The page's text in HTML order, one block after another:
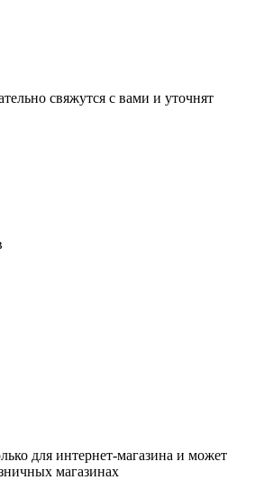
свяжутся с вами и уточнят
для интернет-магазина и может
магазинах